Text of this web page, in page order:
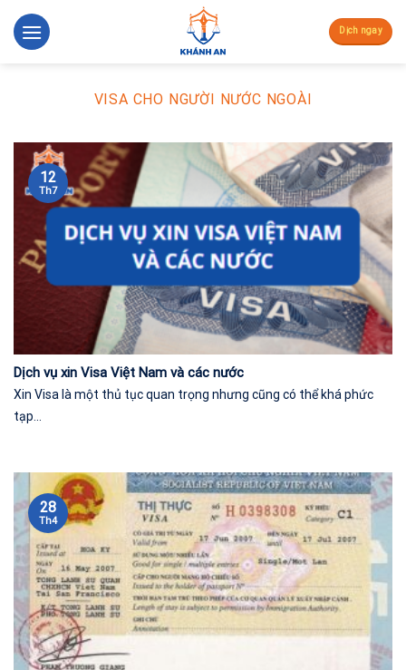
Skip
to
Dịch ngay
VISA CHO NGƯỜI NƯỚC NGOÀI
Dịch vụ xin Visa Việt Nam và các nước
Xin Visa là một thủ tục quan trọng nhưng cũng có thể khá phức
tạp...
12
Th7
28
Th4